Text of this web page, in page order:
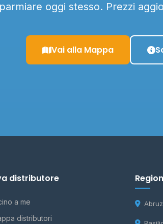
oggi stesso. Prezzi
Vai alla Mappa
distributore
a me
distributori